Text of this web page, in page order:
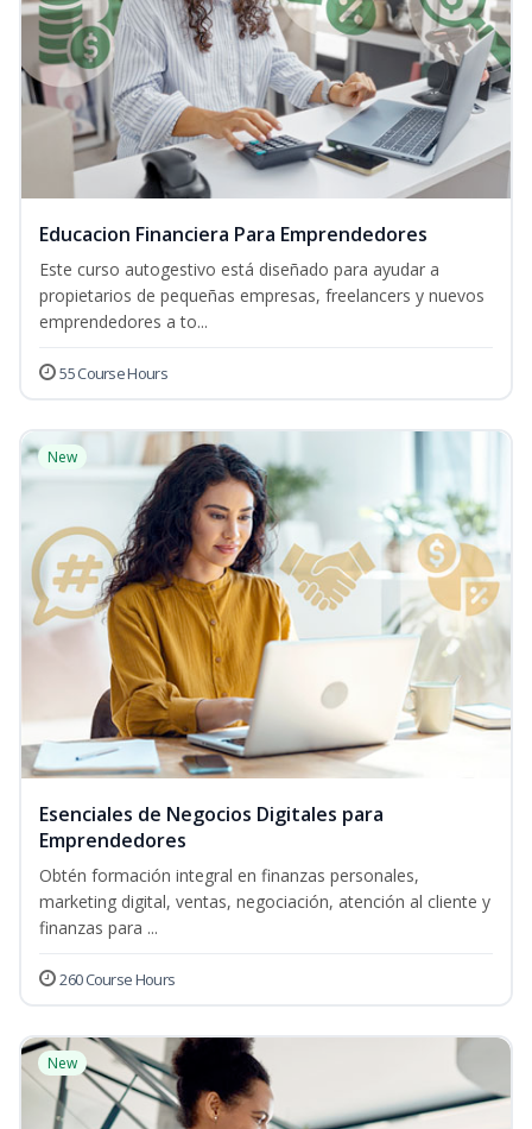
Educacion Financiera Para Emprendedores
Este curso autogestivo está diseñado para ayudar a
propietarios de pequeñas empresas, freelancers y nuevos
emprendedores a to...
55 Course Hours
New
Esenciales de Negocios Digitales para
Emprendedores
Obtén formación integral en finanzas personales,
marketing digital, ventas, negociación, atención al cliente y
finanzas para ...
260 Course Hours
New